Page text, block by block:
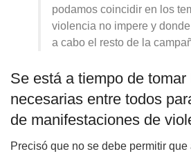
podamos coincidir en los
violencia no impere y
a cabo el resto de la
Se está a tiempo de
necesarias entre todos
de manifestaciones de
Precisó que no se debe permitir